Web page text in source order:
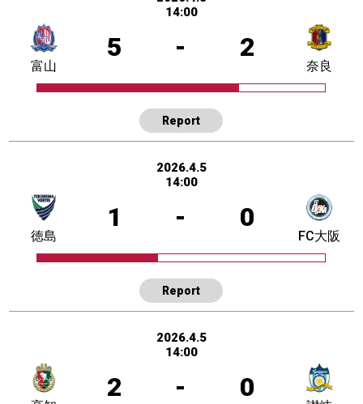
14:00
5 - 2
富山 奈良
Report
2026.4.5
14:00
1 - 0
徳島 FC大阪
Report
2026.4.5
14:00
2 - 0